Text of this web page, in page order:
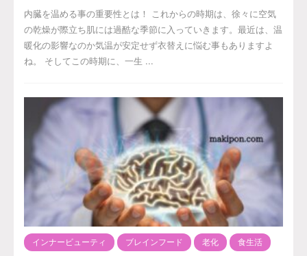
内臓を温める事の重要性とは！ これからの時期は、徐々に空気
の乾燥が際立ち肌には過酷な季節に入っていきます。最近は、温
暖化の影響なのか気温が安定せず衣替えに悩む事もありますよ
ね。 そしてこの時期に、一生 ...
インナービューティ ブレインフード 老化 食生活